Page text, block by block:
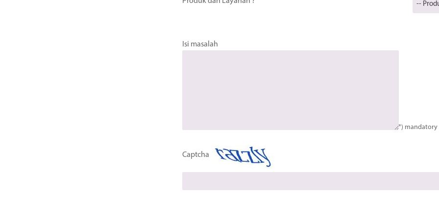
Isi masalah
*) mandatory
Captcha